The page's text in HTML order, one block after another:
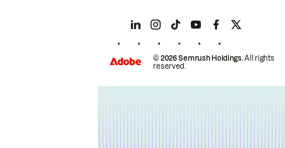
© 2026 Semrush Holdings.All rights
reserved.